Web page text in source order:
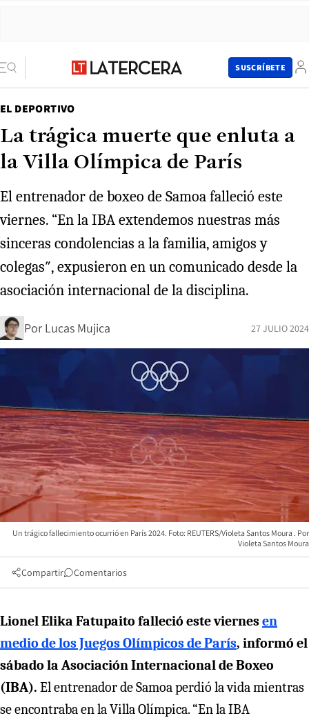
SUSCRÍBETE
EL DEPORTIVO
La trágica muerte que enluta a
la Villa Olímpica de París
El entrenador de boxeo de Samoa falleció este
viernes. “En la IBA extendemos nuestras más
sinceras condolencias a la familia, amigos y
colegas″, expusieron en un comunicado desde la
asociación internacional de la disciplina.
Por Lucas Mujica 27 JULIO 2024
Un trágico fallecimiento ocurrió en París 2024. Foto: REUTERS/Violeta Santos Moura
Violeta Santos Moura
Compartir Comentarios
Lionel Elika Fatupaito falleció este viernesen
medio de los Juegos Olímpicos de París, informó el
sábado la Asociación Internacional de Boxeo
(IBA). El entrenador de Samoa perdió la vida mientras
se encontraba en la Villa Olímpica. “En la IBA